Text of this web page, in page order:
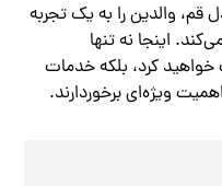
قم، والدین را به یک تجربه
اینجا نه تنها
خواهید کرد، بلکه خدمات
ویژه‌ای برخوردارند.